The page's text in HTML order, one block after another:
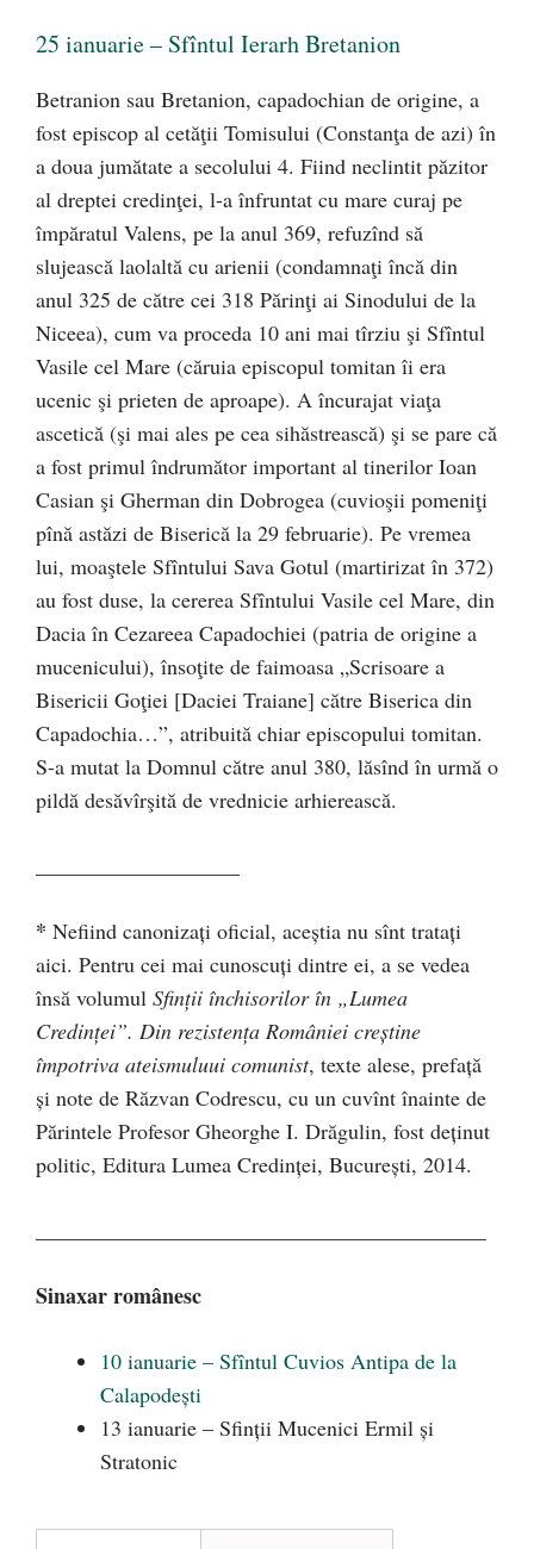
25 ianuarie – Sfîntul Ierarh Bretanion
Betranion sau Bretanion, capadochian de origine, a
fost episcop al cetăţii Tomisului (Constanţa de azi) în
a doua jumătate a secolului 4. Fiind neclintit păzitor
al dreptei credinţei, l-a înfruntat cu mare curaj pe
împăratul Valens, pe la anul 369, refuzînd să
slujească laolaltă cu arienii (condamnaţi încă din
anul 325 de către cei 318 Părinţi ai Sinodului de la
Niceea), cum va proceda 10 ani mai tîrziu şi Sfîntul
Vasile cel Mare (căruia episcopul tomitan îi era
ucenic şi prieten de aproape). A încurajat viaţa
ascetică (şi mai ales pe cea sihăstrească) şi se pare că
a fost primul îndrumător important al tinerilor Ioan
Casian şi Gherman din Dobrogea (cuvioşii pomeniţi
pînă astăzi de Biserică la 29 februarie). Pe vremea
lui, moaştele Sfîntului Sava Gotul (martirizat în 372)
au fost duse, la cererea Sfîntului Vasile cel Mare, din
Dacia în Cezareea Capadochiei (patria de origine a
mucenicului), însoţite de faimoasa „Scrisoare a
Bisericii Goţiei [Daciei Traiane] către Biserica din
Capadochia…”, atribuită chiar episcopului tomitan.
S-a mutat la Domnul către anul 380, lăsînd în urmă o
pildă desăvîrşită de vrednicie arhierească.
* Nefiind canonizați oficial, aceștia nu sînt tratați
aici. Pentru cei mai cunoscuți dintre ei, a se vedea
însă volumul Sfinții închisorilor în „Lumea
Credinței”. Din rezistența României creștine
împotriva ateismuluui comunist, texte alese, prefață
și note de Răzvan Codrescu, cu un cuvînt înainte de
Părintele Profesor Gheorghe I. Drăgulin, fost deținut
politic, Editura Lumea Credinței, București, 2014.
Sinaxar românesc
10 ianuarie – Sfîntul Cuvios Antipa de la
Calapodești
13 ianuarie – Sfinții Mucenici Ermil și
Stratonic